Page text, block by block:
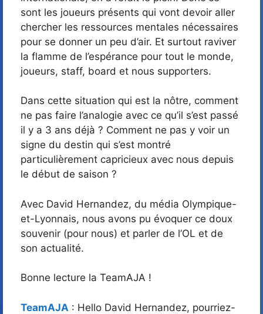
sont les joueurs présents qui vont devoir aller
chercher les ressources mentales nécessaires
pour se donner un peu d’air. Et surtout raviver
la flamme de l’espérance pour tout le monde,
joueurs, staff, board et nous supporters.
Dans cette situation qui est la nôtre, comment
ne pas faire l’analogie avec ce qu’il s’est passé
il y a 3 ans déjà ? Comment ne pas y voir un
signe du destin qui s’est montré
particulièrement capricieux avec nous depuis
le début de saison ?
Avec David Hernandez, du média Olympique-
et-Lyonnais, nous avons pu évoquer ce doux
souvenir (pour nous) et parler de l’OL et de
son actualité.
Bonne lecture la TeamAJA !
TeamAJA : Hello David Hernandez, pourriez-